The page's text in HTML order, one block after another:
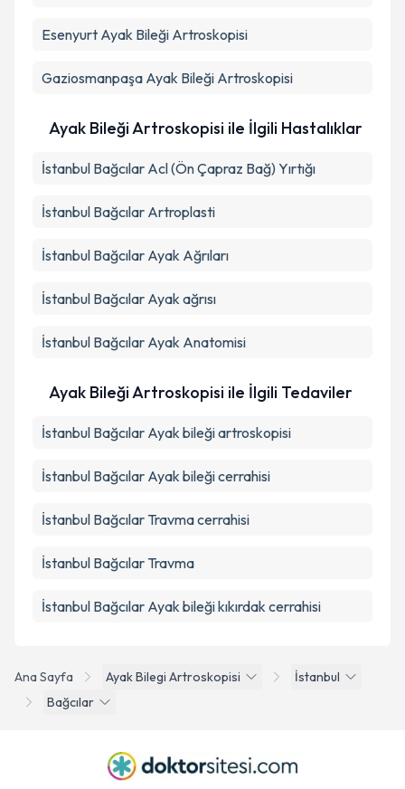
Ana Sayfa Ayak Bilegi Artroskopisi
İstanbul
Bağcılar
Esenyurt Ayak Bileği Artroskopisi
Gaziosmanpaşa Ayak Bileği Artroskopisi
Ayak Bileği Artroskopisi ile İlgili Hastalıklar
İstanbul Bağcılar Acl (Ön Çapraz Bağ) Yırtığı
İstanbul Bağcılar Artroplasti
İstanbul Bağcılar Ayak Ağrıları
İstanbul Bağcılar Ayak ağrısı
İstanbul Bağcılar Ayak Anatomisi
Ayak Bileği Artroskopisi ile İlgili Tedaviler
İstanbul Bağcılar Ayak bileği artroskopisi
İstanbul Bağcılar Ayak bileği cerrahisi
İstanbul Bağcılar Travma cerrahisi
İstanbul Bağcılar Travma
İstanbul Bağcılar Ayak bileği kıkırdak cerrahisi